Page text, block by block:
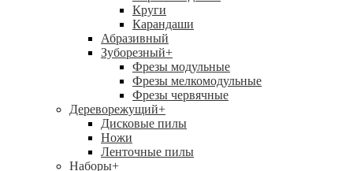
Круги
Карандаши
Абразивный
Зуборезный+
Фрезы модульные
Фрезы мелкомодульные
Фрезы червячные
Дереворежущий+
Дисковые пилы
Ножи
Ленточные пилы
Наборы+